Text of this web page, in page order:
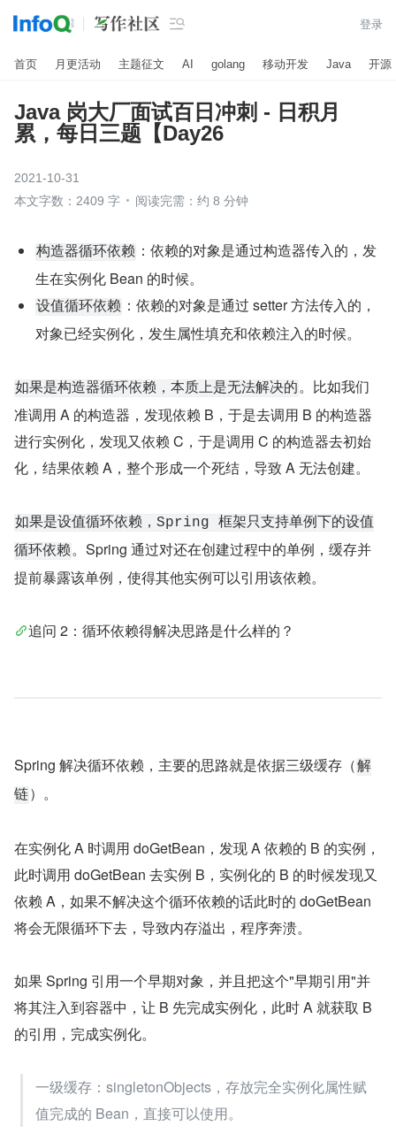
 登录
首页 月更活动 主题征文 AI golang 移动开发 Java 开源
Java 岗大厂面试百日冲刺 - 日积月
累，每日三题【Day26
2021-10-31
本文字数：2409 字
阅读完需：约 8 分钟
构造器循环依赖 ：依赖的对象是通过构造器传入的，发
生在实例化 Bean 的时候。
设值循环依赖 ：依赖的对象是通过 setter 方法传入的，
对象已经实例化，发生属性填充和依赖注入的时候。
如果是构造器循环依赖，本质上是无法解决的。比如我们
准调用 A 的构造器，发现依赖 B，于是去调用 B 的构造器
进行实例化，发现又依赖 C，于是调用 C 的构造器去初始
化，结果依赖 A，整个形成一个死结，导致 A 无法创建。
如果是设值循环依赖，Spring 框架只支持单例下的设值
循环依赖。Spring 通过对还在创建过程中的单例，缓存并
提前暴露该单例，使得其他实例可以引用该依赖。
追问 2：循环依赖得解决思路是什么样的？
Spring 解决循环依赖，主要的思路就是依据三级缓存（解
链）。
在实例化 A 时调用 doGetBean，发现 A 依赖的 B 的实例，
此时调用 doGetBean 去实例 B，实例化的 B 的时候发现又
依赖 A，如果不解决这个循环依赖的话此时的 doGetBean
将会无限循环下去，导致内存溢出，程序奔溃。
如果 Spring 引用一个早期对象，并且把这个"早期引用"并
将其注入到容器中，让 B 先完成实例化，此时 A 就获取 B
的引用，完成实例化。
一级缓存：singletonObjects，存放完全实例化属性赋
值完成的 Bean，直接可以使用。